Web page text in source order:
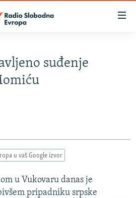
suđenje
u vaš Google izvor
u Vukovaru danas je
pripadniku srpske